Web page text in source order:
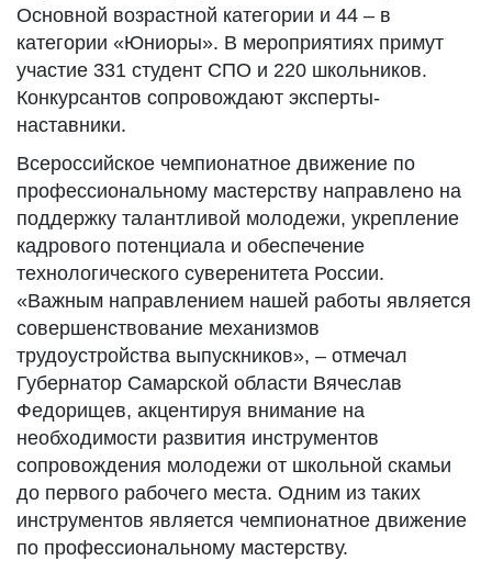
Основной возрастной категории и 44 – в
категории «Юниоры». В мероприятиях примут
участие 331 студент СПО и 220 школьников.
Конкурсантов сопровождают эксперты-
наставники.
Всероссийское чемпионатное движение по
профессиональному мастерству направлено на
поддержку талантливой молодежи, укрепление
кадрового потенциала и обеспечение
технологического суверенитета России.
«Важным направлением нашей работы является
совершенствование механизмов
трудоустройства выпускников», – отмечал
Губернатор Самарской области Вячеслав
Федорищев, акцентируя внимание на
необходимости развития инструментов
сопровождения молодежи от школьной скамьи
до первого рабочего места. Одним из таких
инструментов является чемпионатное движение
по профессиональному мастерству.